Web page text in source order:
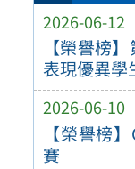
2026-06-12
【榮譽榜
表現優異學
2026-06-10
【榮譽榜
賽